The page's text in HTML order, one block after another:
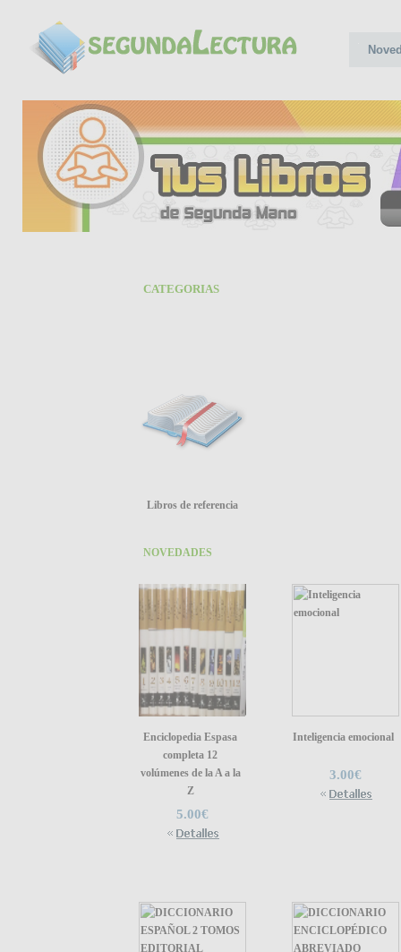
CATEGORIAS
Libros de referencia
NOVEDADES
Enciclopedia Espasa
completa 12
volúmenes de la A a la
Z
5.00€
Inteligencia emocional
3.00€